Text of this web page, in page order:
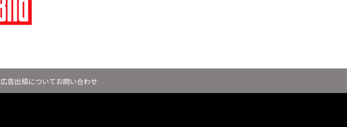
広告出稿について お問い合わせ